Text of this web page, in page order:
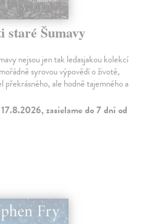
staré Šumavy
nejsou jen tak ledasjakou kolekcí
syrovou výpovědí o životě,
překrásného, ale hodně tajemného a
zasielame do 7 dní od